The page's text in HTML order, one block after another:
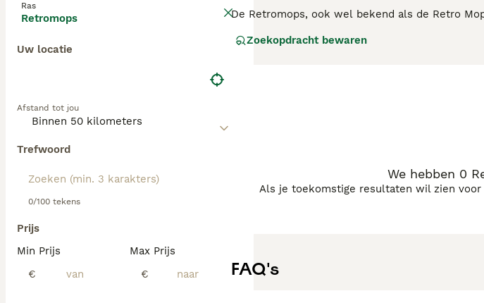
Ras
Retromops
Uw locatie
Afstand tot jou
Trefwoord
0/100 tekens
Prijs
Min Prijs
€
Max Prijs
€
De Retromops, ook wel bekend als de Retro
geplooide snuit. De Retromops heeft een
Zoekopdracht bewaren
We hebben 0
Als je toekomstige resultaten wil zien
FAQ's